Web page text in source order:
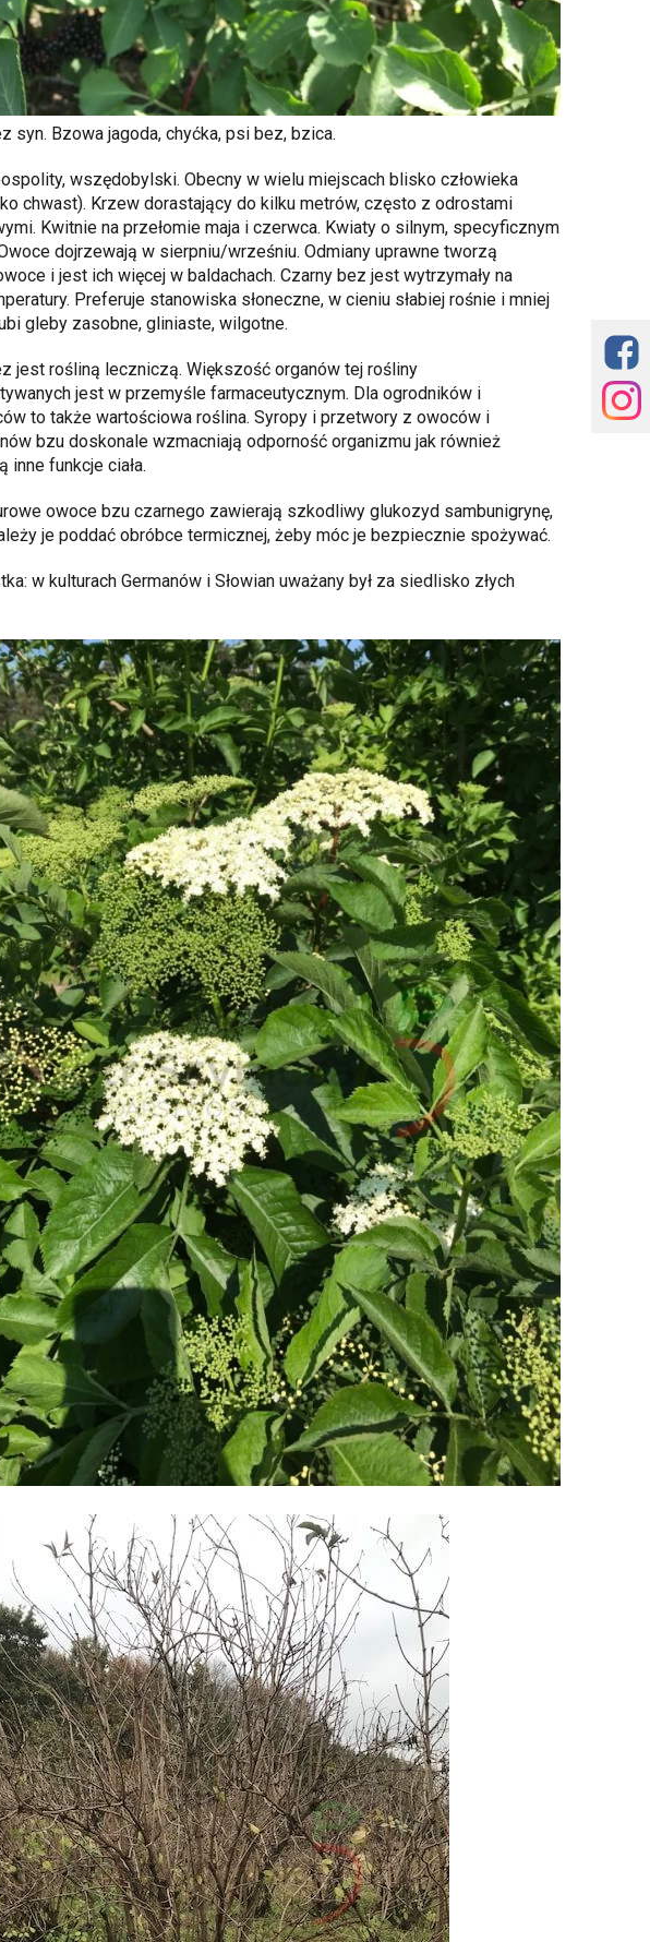
syn. Bzowa jagoda, chyćka, psi bez, bzica.
wszędobylski. Obecny w wielu miejscach blisko człowieka
chwast). Krzew dorastający do kilku metrów, często z odrostami
Kwitnie na przełomie maja i czerwca. Kwiaty o silnym, specyficznym
dojrzewają w sierpniu/wrześniu. Odmiany uprawne tworzą
i jest ich więcej w baldachach. Czarny bez jest wytrzymały na
Preferuje stanowiska słoneczne, w cieniu słabiej rośnie i mniej
gleby zasobne, gliniaste, wilgotne.
jest rośliną leczniczą. Większość organów tej rośliny
jest w przemyśle farmaceutycznym. Dla ogrodników i
to także wartościowa roślina. Syropy i przetwory z owoców i
bzu doskonale wzmacniają odporność organizmu jak również
inne funkcje ciała.
owoce bzu czarnego zawierają szkodliwy glukozyd sambunigrynę,
je poddać obróbce termicznej, żeby móc je bezpiecznie spożywać.
w kulturach Germanów i Słowian uważany był za siedlisko złych